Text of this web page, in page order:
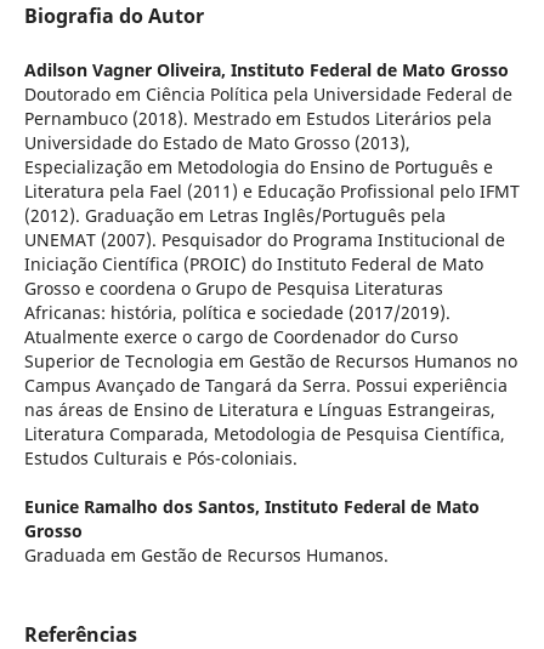
Biografia do Autor
Adilson Vagner Oliveira, Instituto Federal de Mato Grosso
Doutorado em Ciência Política pela Universidade Federal de
Pernambuco (2018). Mestrado em Estudos Literários pela
Universidade do Estado de Mato Grosso (2013),
Especialização em Metodologia do Ensino de Português e
Literatura pela Fael (2011) e Educação Profissional pelo IFMT
(2012). Graduação em Letras Inglês/Português pela
UNEMAT (2007). Pesquisador do Programa Institucional de
Iniciação Científica (PROIC) do Instituto Federal de Mato
Grosso e coordena o Grupo de Pesquisa Literaturas
Africanas: história, política e sociedade (2017/2019).
Atualmente exerce o cargo de Coordenador do Curso
Superior de Tecnologia em Gestão de Recursos Humanos no
Campus Avançado de Tangará da Serra. Possui experiência
nas áreas de Ensino de Literatura e Línguas Estrangeiras,
Literatura Comparada, Metodologia de Pesquisa Científica,
Estudos Culturais e Pós-coloniais.
Eunice Ramalho dos Santos, Instituto Federal de Mato
Grosso
Graduada em Gestão de Recursos Humanos.
Referências